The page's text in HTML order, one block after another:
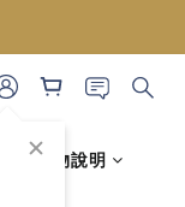
購物說明